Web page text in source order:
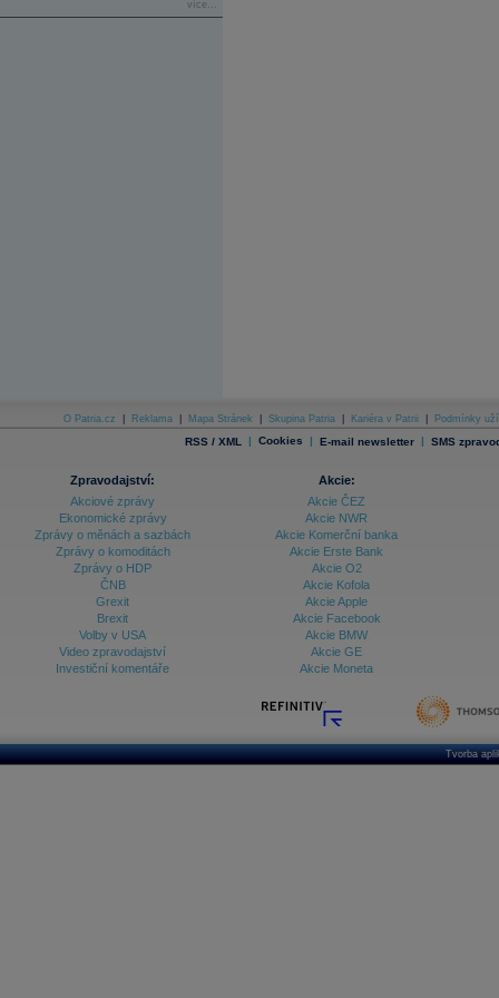
více...
O Patria.cz Reklama Mapa Stránek Skupina Patria Kariéra v Patrii Podmínky
RSS / XML | Cookies | E-mail newsletter | SMS
Zpravodajství:
Akciové zprávy
Ekonomické zprávy
Zprávy o měnách a sazbách
Zprávy o komoditách
Zprávy o HDP
ČNB
Grexit
Brexit
Volby v USA
Video zpravodajství
Investiční komentáře
Akcie:
Akcie ČEZ
Akcie NWR
Akcie Komerční banka
Akcie Erste Bank
Akcie O2
Akcie Kofola
Akcie Apple
Akcie Facebook
Akcie BMW
Akcie GE
Akcie Moneta
Tvorba